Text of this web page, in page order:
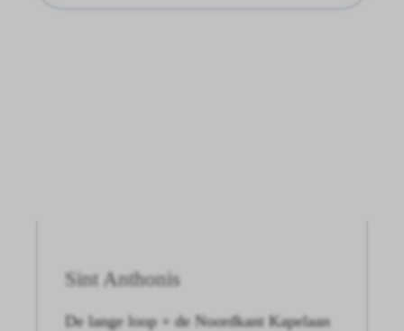
Sint Anthonis
De lange loop + de Noordkant Kapelaan